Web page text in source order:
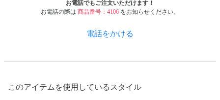
お電話でもご注文いただけます！
お電話の際は 商品番号：4106 をお知らせください。
電話をかける
このアイテムを使用しているスタイル